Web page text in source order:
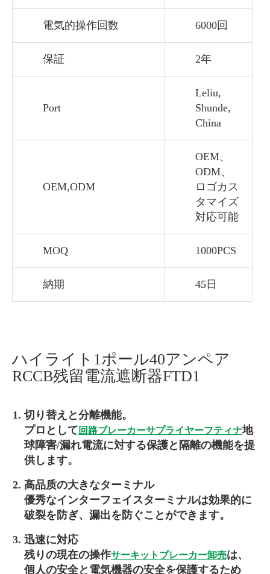
電気的操作回数 6000回
保証 2年
Port
Leliu,
Shunde,
China
OEM,ODM
OEM、
ODM、
ロゴカス
タマイズ
対応可能
MOQ 1000PCS
納期 45日
ハイライト1ポール40アンペア
RCCB残留電流遮断器FTD1
切り替えと分離機能。
プロとして 回路ブレーカーサプライヤーフティナ地
球障害/漏れ電流に対する保護と隔離の機能を提
供します。
高品质の大きなターミナル
優秀なインターフェイスターミナルは効果的に
破裂を防ぎ、漏出を防ぐことができます。
迅速に対応
残りの現在の操作サーキットブレーカー卸売は、
個人の安全と電気機器の安全を保護するため